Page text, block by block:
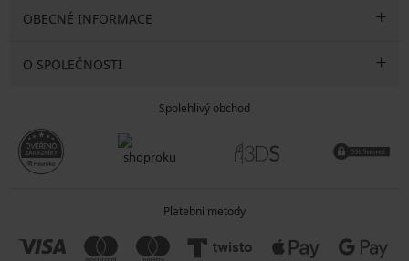
OBECNÉ INFORMACE
O SPOLEČNOSTI
Spolehlivý obchod
Platební metody